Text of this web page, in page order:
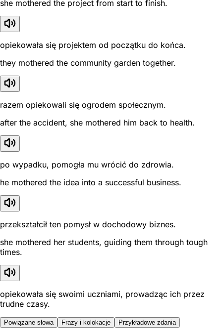
she mothered the project from start to finish.
opiekowała się projektem od początku do końca.
they mothered the community garden together.
razem opiekowali się ogrodem społecznym.
after the accident, she mothered him back to health.
po wypadku, pomogła mu wrócić do zdrowia.
he mothered the idea into a successful business.
przekształcił ten pomysł w dochodowy biznes.
she mothered her students, guiding them through tough
times.
opiekowała się swoimi uczniami, prowadząc ich przez
trudne czasy.
Powiązane słowa Frazy i kolokacje Przykładowe zdania